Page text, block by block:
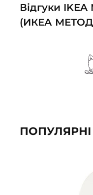
Відгуки IKEA
(ИКЕА
ПОПУЛЯРНІ